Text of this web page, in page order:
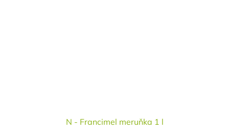
N - Francimel meruňka 1 l